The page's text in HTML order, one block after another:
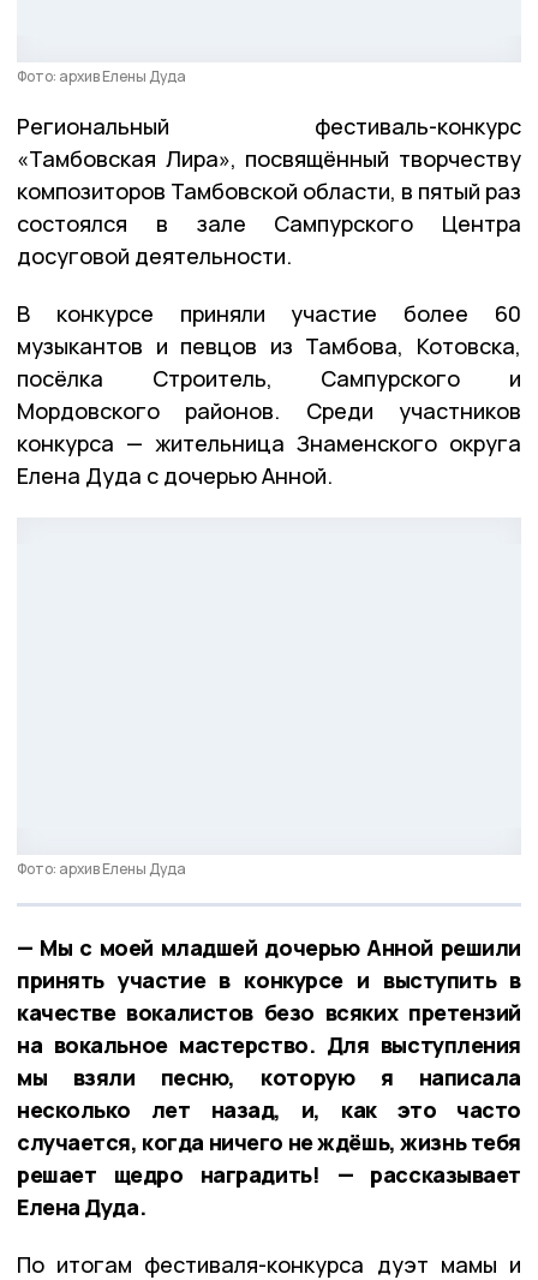
Фото: архив Елены Дуда
Региональный фестиваль-конкурс
«Тамбовская Лира», посвящённый творчеству
композиторов Тамбовской области, в пятый раз
состоялся в зале Сампурского Центра
досуговой деятельности.
В конкурсе приняли участие более 60
музыкантов и певцов из Тамбова, Котовска,
посёлка Строитель, Сампурского и
Мордовского районов. Среди участников
конкурса — жительница Знаменского округа
Елена Дуда с дочерью Анной.
Фото: архив Елены Дуда
— Мы с моей младшей дочерью Анной решили
принять участие в конкурсе и выступить в
качестве вокалистов безо всяких претензий
на вокальное мастерство. Для выступления
мы взяли песню, которую я написала
несколько лет назад, и, как это часто
случается, когда ничего не ждёшь, жизнь тебя
решает щедро наградить! — рассказывает
Елена Дуда.
По итогам фестиваля-конкурса дуэт мамы и